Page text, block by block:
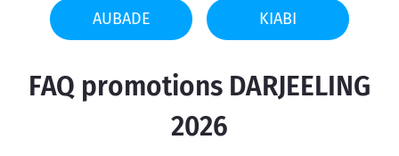
AUBADE KIABI
FAQ promotions DARJEELING
2026